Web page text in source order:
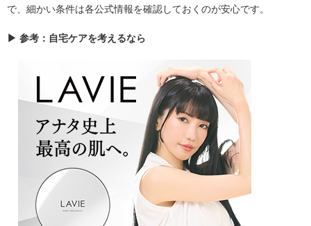
で、細かい条件は各公式情報を確認しておくのが安心です。
▶ 参考：自宅ケアを考えるなら